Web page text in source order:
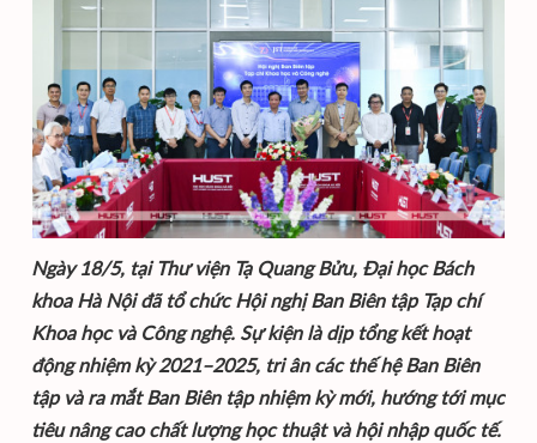
Ngày 18/5, tại Thư viện Tạ Quang Bửu, Đại học Bách
khoa Hà Nội đã tổ chức Hội nghị Ban Biên tập Tạp chí
Khoa học và Công nghệ. Sự kiện là dịp tổng kết hoạt
động nhiệm kỳ 2021–2025, tri ân các thế hệ Ban Biên
tập và ra mắt Ban Biên tập nhiệm kỳ mới, hướng tới mục
tiêu nâng cao chất lượng học thuật và hội nhập quốc tế.